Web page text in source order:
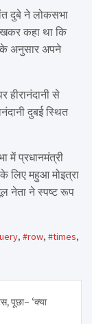
दुबे ने लोकसभा
कहा था कि
के अनुसार अपने
हीरानंदानी से
दुबई स्थित
में प्रधानमंत्री
लिए महुआ मोइत्रा
नेता ने स्पष्ट रूप
, #row, #times,
पूछा- ‘क्या